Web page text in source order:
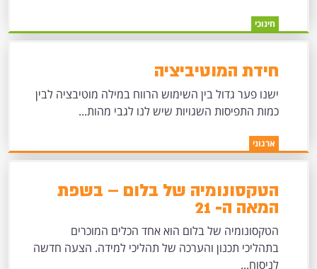
חינוכי
חידת המוטיביציה
ישנו פער גדול בין השימוש הרווח במילה מוטיבציה לבין
כמות התפיסות השגויות שיש לנו לגבי מהות...
ארגוני
הטקסונומיה של בלום – בשפת
המאה ה- 21
הטקסונומיה של בלום הוא אחד הכלים המוכרים
בתהליכי תכנון והערכה של תהליכי למידה. הצעה חדשה
לניסוח...